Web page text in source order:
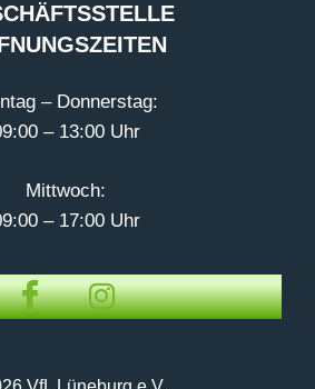
– Donnerstag:
– 13:00 Uhr
Mittwoch:
– 17:00 Uhr